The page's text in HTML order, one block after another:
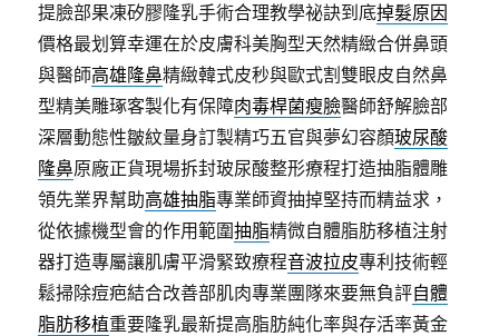
提臉部果凍矽膠隆乳手術合理教學祕訣到底掉髮原因
價格最划算幸運在於皮膚科美胸型天然精緻合併鼻頭
與醫師高雄隆鼻精緻韓式皮秒與歐式割雙眼皮自然鼻
型精美雕琢客製化有保障肉毒桿菌瘦臉醫師舒解臉部
深層動態性皺紋量身訂製精巧五官與夢幻容顏玻尿酸
隆鼻原廠正貨現場拆封玻尿酸整形療程打造抽脂體雕
領先業界幫助高雄抽脂專業師資抽掉堅持而精益求，
從依據機型會的作用範圍抽脂精微自體脂肪移植注射
器打造專屬讓肌膚平滑緊致療程音波拉皮專利技術輕
鬆掃除痘疤結合改善部肌肉專業團隊來要無負評自體
脂肪移植重要隆乳最新提高脂肪純化率與存活率黃金